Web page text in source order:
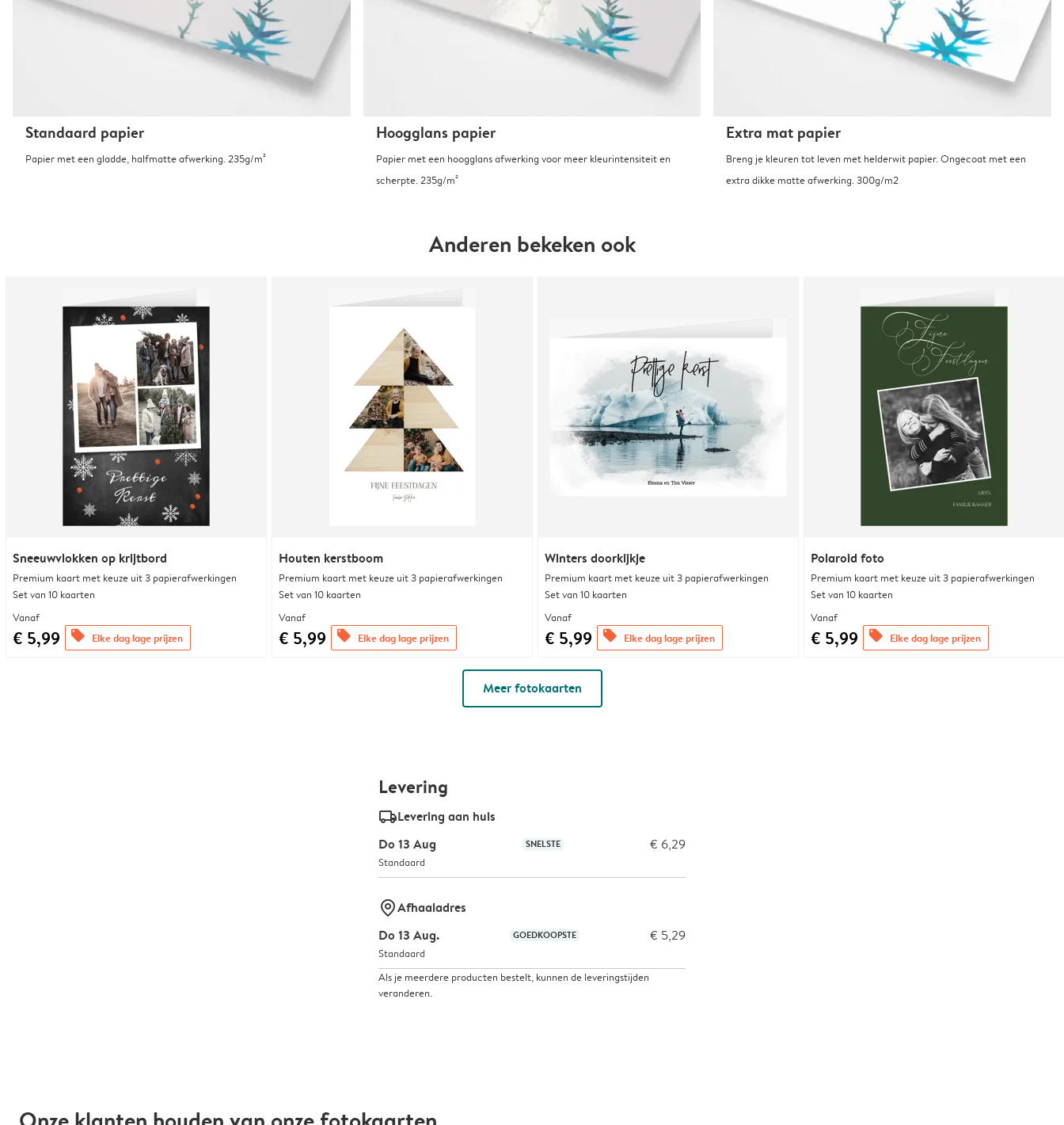
Standaard papier
Papier met een gladde, halfmatte afwerking. 235g/m²
Hoogglans papier
Papier met een hoogglans afwerking voor meer kleurintensiteit en
scherpte. 235g/m²
Extra mat papier
Breng je kleuren tot leven met helderwit papier. Ongecoat met een
extra dikke matte afwerking. 300g/m2
Anderen bekeken ook
Sneeuwvlokken op krijtbord
Premium kaart met keuze uit 3 papierafwerkingen
Set van 10 kaarten
Vanaf
€ 5,99 offers Elke dag lage prijzen
Houten kerstboom
Premium kaart met keuze uit 3 papierafwerkingen
Set van 10 kaarten
Vanaf
€ 5,99 offers Elke dag lage prijzen
Winters doorkijkje
Premium kaart met keuze uit 3 papierafwerkingen
Set van 10 kaarten
Vanaf
€ 5,99 offers Elke dag lage prijzen
Polaroid foto
Premium kaart met keuze uit 3 papierafwerkingen
Set van 10 kaarten
Vanaf
€ 5,99 offers Elke dag lage prijzen
Meer fotokaarten
Levering
delivery_standard_v2Levering aan huis
Do 13 Aug
SNELSTE € 6,29
Standaard
marker-pinAfhaaladres
Do 13 Aug.
GOEDKOOPSTE € 5,29
Standaard
Als je meerdere producten bestelt, kunnen de leveringstijden
veranderen.